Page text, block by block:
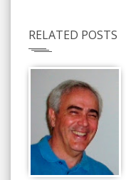
RELATED POSTS